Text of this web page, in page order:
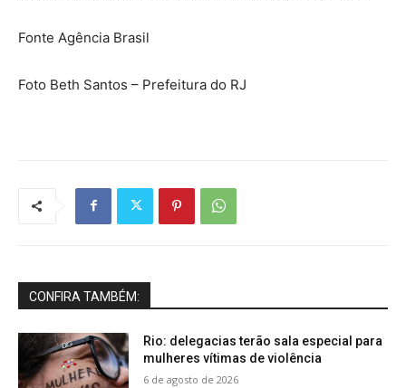
Fonte Agência Brasil
Foto Beth Santos – Prefeitura do RJ
CONFIRA TAMBÉM:
Rio: delegacias terão sala especial para
mulheres vítimas de violência
6 de agosto de 2026